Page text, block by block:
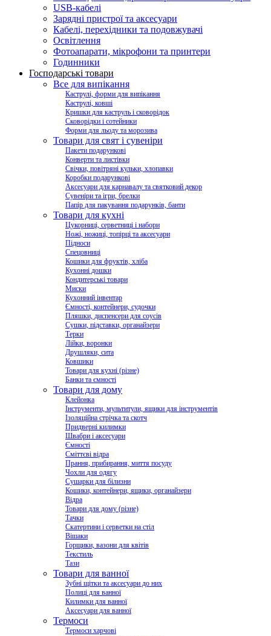
USB-кабелі
Зарядні пристрої та аксесуари
Кабелі, перехідники та подовжувачі
Освітлення
Фотоапарати, мікрофони та принтери
Годинники
Господарські товари
Все для випікання
Каструлі, форми для випікання
Каструлі, ковші
Кришки для каструль і сковорідок
Сковорідки і сотейники
Форми для льоду та морозива
Товари для свят і сувеніри
Пакети подарункові
Конверти та листівки
Свічки, повітряні кульки, хлопавки
Коробки подарункові
Аксесуари для карнавалу та святковий декор
Сувеніри та ігри, брелки
Папір для пакування подарунків, банти
Товари для кухні
Цукорниці, серветниці і набори
Ножі, ножиці, топірці та аксесуари
Підноси
Спецовниці
Кошики для фруктів, хліба
Кухонні дошки
Кондитерські товари
Миски
Кухонний інвентар
Ємності, контейнери, судочки
Пляшки, диспенсери для соусів
Сушки, підставки, органайзери
Терки
Лійки, воронки
Друшляки, сита
Ковшики
Товари для кухні (різне)
Банки та ємності
Товари для дому
Клейонка
Інструменти, мультитули, ящики для інструментів
Ізоляційна стрічка та скотч
Придверні килимки
Швабри і аксесуари
Ємності
Сміттєві відра
Прання, прибирання, миття посуду
Чохли для одягу
Сушарки для білизни
Кошики, контейнери, ящики, органайзери
Відра
Товари для дому (різне)
Тачки
Скатертини і серветки на стіл
Вішаки
Горщики, вазони для квітів
Текстиль
Тази
Товари для ванної
Зубні щітки та аксесуари до них
Полиці для ванної
Килимки для ванної
Аксесуари для ванної
Термоси
Термоси харчові